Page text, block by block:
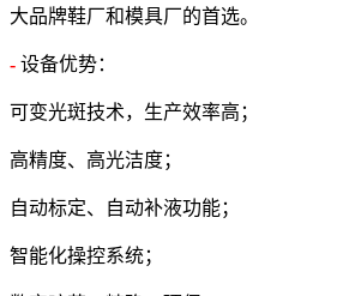
大品牌鞋厂和模具厂的首选。
- 设备优势：
可变光斑技术，生产效率高；
高精度、高光洁度；
自动标定、自动补液功能；
智能化操控系统；